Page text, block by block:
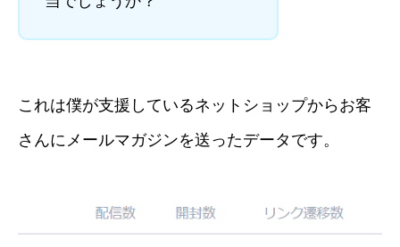
これは僕が支援しているネットショップからお客
さんにメールマガジンを送ったデータです。